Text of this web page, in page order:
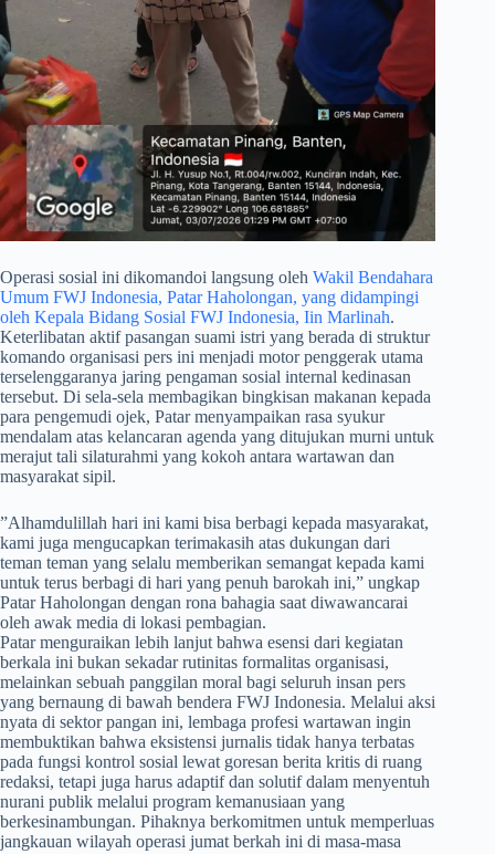
​Operasi sosial ini dikomandoi langsung oleh Wakil Bendahara
Umum FWJ Indonesia, Patar Haholongan, yang didampingi
oleh Kepala Bidang Sosial FWJ Indonesia, Iin Marlinah.
Keterlibatan aktif pasangan suami istri yang berada di struktur
komando organisasi pers ini menjadi motor penggerak utama
terselenggaranya jaring pengaman sosial internal kedinasan
tersebut. Di sela-sela membagikan bingkisan makanan kepada
para pengemudi ojek, Patar menyampaikan rasa syukur
mendalam atas kelancaran agenda yang ditujukan murni untuk
merajut tali silaturahmi yang kokoh antara wartawan dan
masyarakat sipil.
​”Alhamdulillah hari ini kami bisa berbagi kepada masyarakat,
kami juga mengucapkan terimakasih atas dukungan dari
teman teman yang selalu memberikan semangat kepada kami
untuk terus berbagi di hari yang penuh barokah ini,” ungkap
Patar Haholongan dengan rona bahagia saat diwawancarai
oleh awak media di lokasi pembagian.
Patar menguraikan lebih lanjut bahwa esensi dari kegiatan
berkala ini bukan sekadar rutinitas formalitas organisasi,
melainkan sebuah panggilan moral bagi seluruh insan pers
yang bernaung di bawah bendera FWJ Indonesia. Melalui aksi
nyata di sektor pangan ini, lembaga profesi wartawan ingin
membuktikan bahwa eksistensi jurnalis tidak hanya terbatas
pada fungsi kontrol sosial lewat goresan berita kritis di ruang
redaksi, tetapi juga harus adaptif dan solutif dalam menyentuh
nurani publik melalui program kemanusiaan yang
berkesinambungan. Pihaknya berkomitmen untuk memperluas
jangkauan wilayah operasi jumat berkah ini di masa-masa